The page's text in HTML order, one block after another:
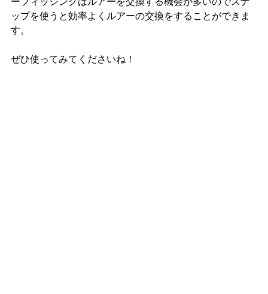
ップを使うと効率よくルアーの交換をすることができま
す。
ぜひ使ってみてくださいね！